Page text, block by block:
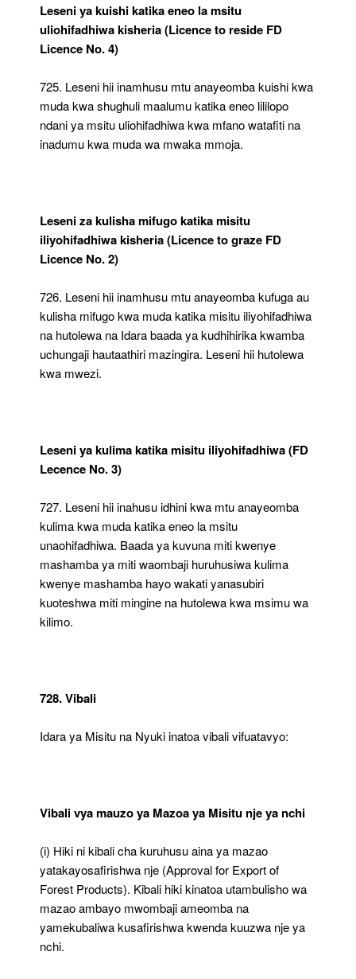
Leseni ya kuishi katika eneo la msitu
uliohifadhiwa kisheria (Licence to reside FD
Licence No. 4)
725. Leseni hii inamhusu mtu anayeomba kuishi kwa
muda kwa shughuli maalumu katika eneo lililopo
ndani ya msitu uliohifadhiwa kwa mfano watafiti na
inadumu kwa muda wa mwaka mmoja.
Leseni za kulisha mifugo katika misitu
iliyohifadhiwa kisheria (Licence to graze FD
Licence No. 2)
726. Leseni hii inamhusu mtu anayeomba kufuga au
kulisha mifugo kwa muda katika misitu iliyohifadhiwa
na hutolewa na Idara baada ya kudhihirika kwamba
uchungaji hautaathiri mazingira. Leseni hii hutolewa
kwa mwezi.
Leseni ya kulima katika misitu iliyohifadhiwa (FD
Lecence No. 3)
727. Leseni hii inahusu idhini kwa mtu anayeomba
kulima kwa muda katika eneo la msitu
unaohifadhiwa. Baada ya kuvuna miti kwenye
mashamba ya miti waombaji huruhusiwa kulima
kwenye mashamba hayo wakati yanasubiri
kuoteshwa miti mingine na hutolewa kwa msimu wa
kilimo.
728. Vibali
Idara ya Misitu na Nyuki inatoa vibali vifuatavyo:
Vibali vya mauzo ya Mazoa ya Misitu nje ya nchi
(i) Hiki ni kibali cha kuruhusu aina ya mazao
yatakayosafirishwa nje (Approval for Export of
Forest Products). Kibali hiki kinatoa utambulisho wa
mazao ambayo mwombaji ameomba na
yamekubaliwa kusafirishwa kwenda kuuzwa nje ya
nchi.